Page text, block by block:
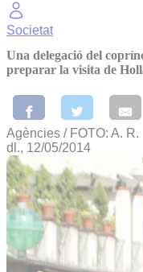
Societat
Una delegació del
preparar la visita de
Agències / FOTO: A. R.
dl., 12/05/2014